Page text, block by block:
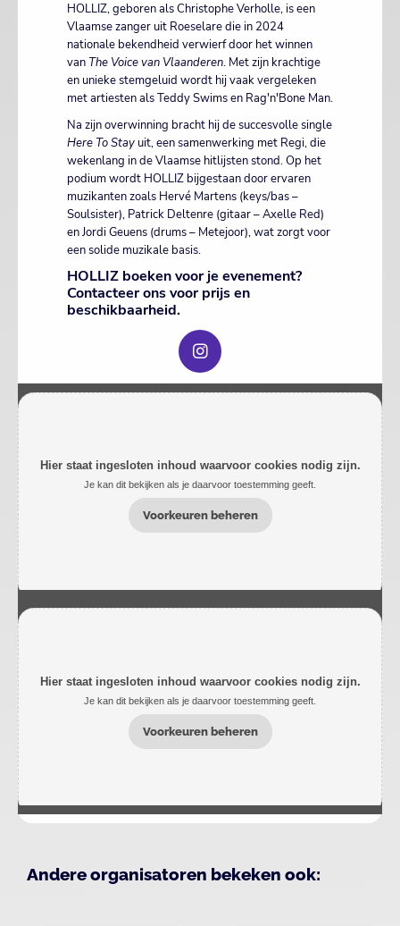
HOLLIZ, geboren als Christophe Verholle, is een
Vlaamse zanger uit Roeselare die in 2024
nationale bekendheid verwierf door het winnen
van The Voice van Vlaanderen. Met zijn krachtige
en unieke stemgeluid wordt hij vaak vergeleken
met artiesten als Teddy Swims en Rag'n'Bone Man.
Na zijn overwinning bracht hij de succesvolle single
Here To Stayuit, een samenwerking met Regi, die
wekenlang in de Vlaamse hitlijsten stond. Op het
podium wordt HOLLIZ bijgestaan door ervaren
muzikanten zoals Hervé Martens (keys/bas –
Soulsister), Patrick Deltenre (gitaar – Axelle Red)
en Jordi Geuens (drums – Metejoor), wat zorgt voor
een solide muzikale basis.
HOLLIZ boeken voor je evenement?
Contacteer ons voor prijs en
beschikbaarheid.
Hier staat ingesloten inhoud waarvoor cookies nodig zijn.
Je kan dit bekijken als je daarvoor toestemming geeft.
Voorkeuren beheren
Hier staat ingesloten inhoud waarvoor cookies nodig zijn.
Je kan dit bekijken als je daarvoor toestemming geeft.
Voorkeuren beheren
Andere organisatoren bekeken ook: